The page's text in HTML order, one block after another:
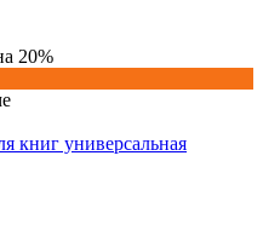
20%